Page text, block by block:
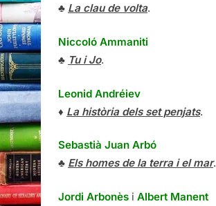
♣ La clau de volta.
Niccoló Ammaniti
♣ Tu i Jo.
Leonid Andréiev
♦ La història dels set penjats.
Sebastià Juan Arbó
♣ Els homes de la terra i el mar.
Jordi Arbonès i Albert Manent